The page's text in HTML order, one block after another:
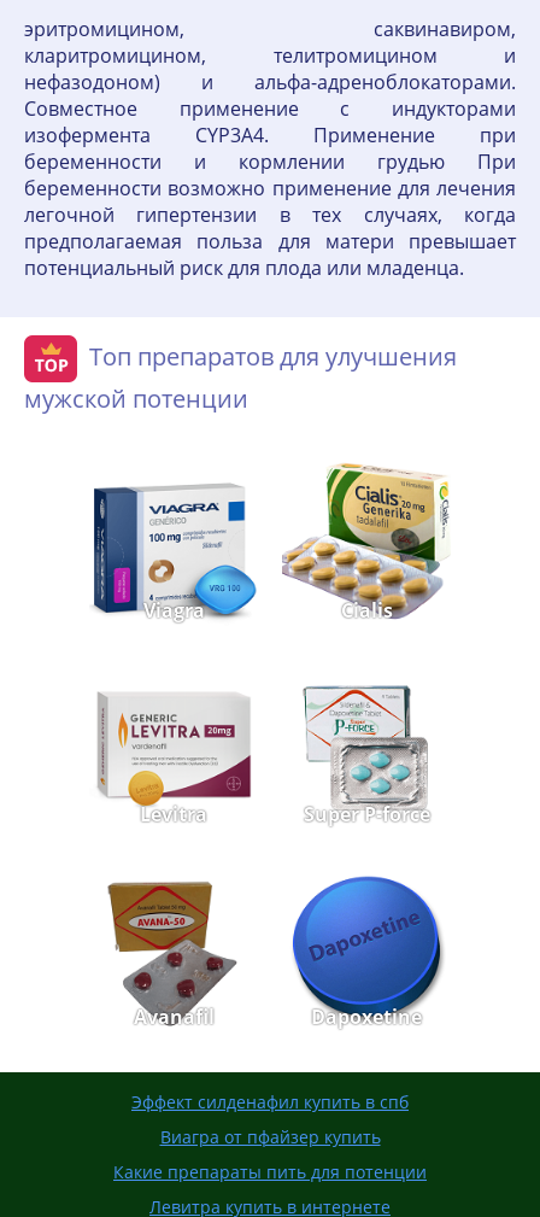
эритромицином, саквинавиром,
кларитромицином, телитромицином и
нефазодоном) и альфа-адреноблокаторами.
Совместное применение с индукторами
изофермента CYP3A4. Применение при
беременности и кормлении грудью При
беременности возможно применение для лечения
легочной гипертензии в тех случаях, когда
предполагаемая польза для матери превышает
потенциальный риск для плода или младенца.
Топ препаратов для улучшения
мужской потенции
Viagra Cialis
Levitra Super P-force
Avanafil Dapoxetine
Эффект силденафил купить в спб
Виагра от пфайзер купить
Какие препараты пить для потенции
Левитра купить в интернете